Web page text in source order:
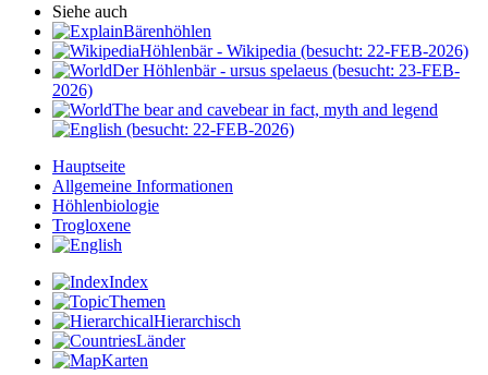
Siehe auch
Bärenhöhlen
Höhlenbär - Wikipedia (besucht: 22-FEB-2026)
Der Höhlenbär - ursus spelaeus (besucht: 23-FEB-
2026)
The bear and cavebear in fact, myth and legend
(besucht: 22-FEB-2026)
Hauptseite
Allgemeine Informationen
Höhlenbiologie
Trogloxene
Index
Themen
Hierarchisch
Länder
Karten